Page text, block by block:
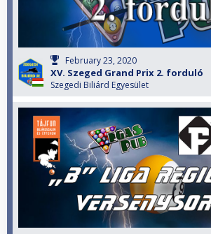
February 23, 2020
XV. Szeged Grand Prix 2. forduló
Szegedi Biliárd Egyesület